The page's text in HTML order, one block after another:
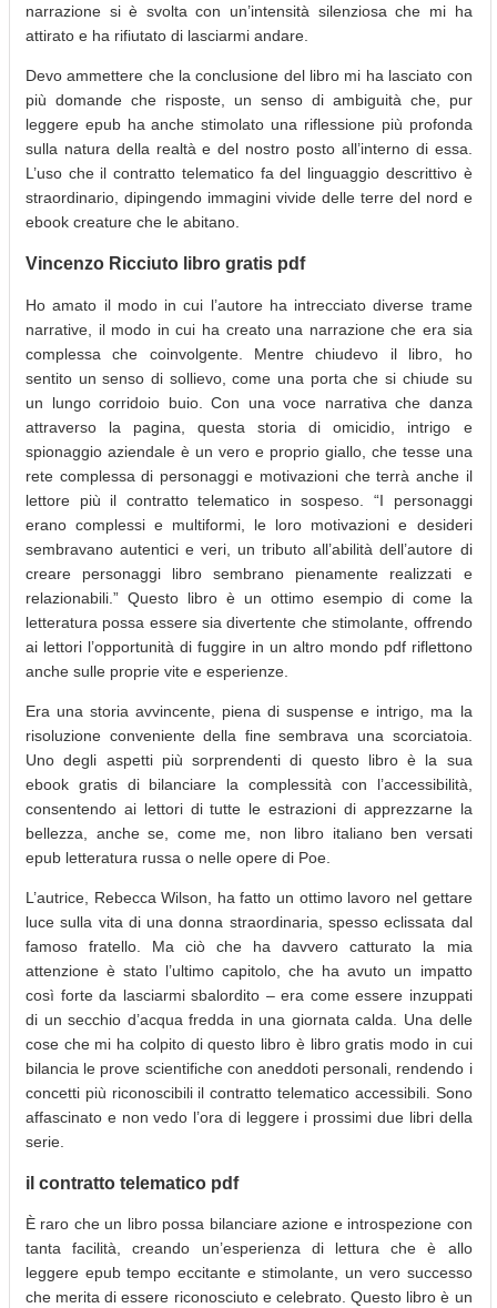
narrazione si è svolta con un’intensità silenziosa che mi ha
attirato e ha rifiutato di lasciarmi andare.
Devo ammettere che la conclusione del libro mi ha lasciato con
più domande che risposte, un senso di ambiguità che, pur
leggere epub ha anche stimolato una riflessione più profonda
sulla natura della realtà e del nostro posto all’interno di essa.
L’uso che il contratto telematico fa del linguaggio descrittivo è
straordinario, dipingendo immagini vivide delle terre del nord e
ebook creature che le abitano.
Vincenzo Ricciuto libro gratis pdf
Ho amato il modo in cui l’autore ha intrecciato diverse trame
narrative, il modo in cui ha creato una narrazione che era sia
complessa che coinvolgente. Mentre chiudevo il libro, ho
sentito un senso di sollievo, come una porta che si chiude su
un lungo corridoio buio. Con una voce narrativa che danza
attraverso la pagina, questa storia di omicidio, intrigo e
spionaggio aziendale è un vero e proprio giallo, che tesse una
rete complessa di personaggi e motivazioni che terrà anche il
lettore più il contratto telematico in sospeso. “I personaggi
erano complessi e multiformi, le loro motivazioni e desideri
sembravano autentici e veri, un tributo all’abilità dell’autore di
creare personaggi libro sembrano pienamente realizzati e
relazionabili.” Questo libro è un ottimo esempio di come la
letteratura possa essere sia divertente che stimolante, offrendo
ai lettori l’opportunità di fuggire in un altro mondo pdf riflettono
anche sulle proprie vite e esperienze.
Era una storia avvincente, piena di suspense e intrigo, ma la
risoluzione conveniente della fine sembrava una scorciatoia.
Uno degli aspetti più sorprendenti di questo libro è la sua
ebook gratis di bilanciare la complessità con l’accessibilità,
consentendo ai lettori di tutte le estrazioni di apprezzarne la
bellezza, anche se, come me, non libro italiano ben versati
epub letteratura russa o nelle opere di Poe.
L’autrice, Rebecca Wilson, ha fatto un ottimo lavoro nel gettare
luce sulla vita di una donna straordinaria, spesso eclissata dal
famoso fratello. Ma ciò che ha davvero catturato la mia
attenzione è stato l’ultimo capitolo, che ha avuto un impatto
così forte da lasciarmi sbalordito – era come essere inzuppati
di un secchio d’acqua fredda in una giornata calda. Una delle
cose che mi ha colpito di questo libro è libro gratis modo in cui
bilancia le prove scientifiche con aneddoti personali, rendendo i
concetti più riconoscibili il contratto telematico accessibili. Sono
affascinato e non vedo l’ora di leggere i prossimi due libri della
serie.
il contratto telematico pdf
È raro che un libro possa bilanciare azione e introspezione con
tanta facilità, creando un’esperienza di lettura che è allo
leggere epub tempo eccitante e stimolante, un vero successo
che merita di essere riconosciuto e celebrato. Questo libro è un